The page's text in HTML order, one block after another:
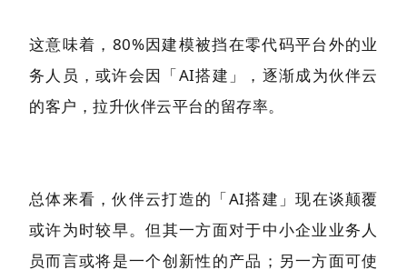
这意味着，80%因建模被挡在零代码平台外的业
务人员，或许会因「AI搭建」，逐渐成为伙伴云
的客户，拉升伙伴云平台的留存率。
总体来看，伙伴云打造的「AI搭建」现在谈颠覆
或许为时较早。但其一方面对于中小企业业务人
员而言或将是一个创新性的产品；另一方面可使